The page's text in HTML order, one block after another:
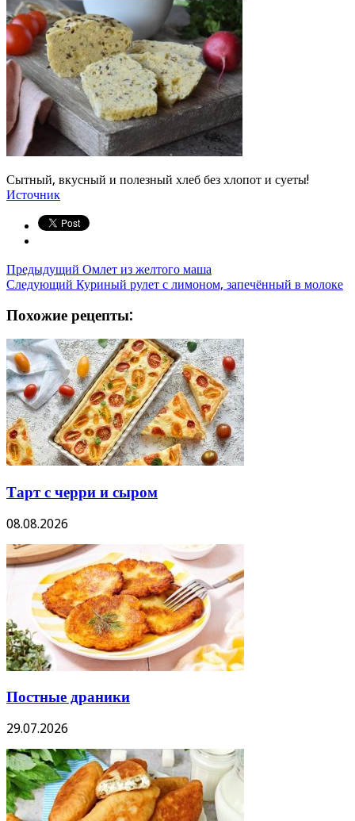
Сытный, вкусный и полезный хлеб без хлопот и суеты!
Источник
Предыдущий Омлет из желтого маша
Следующий Куриный рулет с лимоном, запечённый в молоке
Похожие рецепты:
Тарт с черри и сыром
08.08.2026
Постные драники
29.07.2026